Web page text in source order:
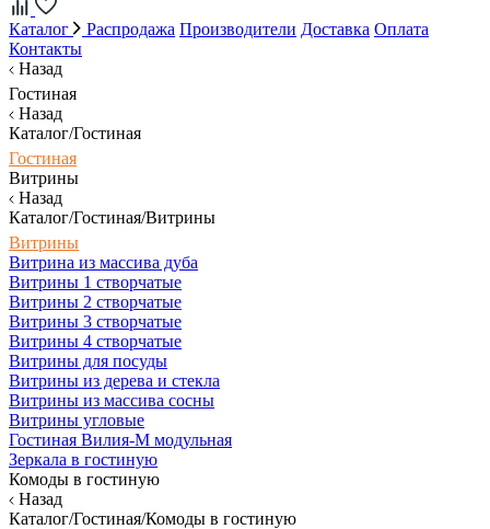
Каталог Распродажа Производители Доставка Оплата
Контакты
Назад
Гостиная
Назад
Каталог/Гостиная
Гостиная
Витрины
Назад
Каталог/Гостиная/Витрины
Витрины
Витрина из массива дуба
Витрины 1 створчатые
Витрины 2 створчатые
Витрины 3 створчатые
Витрины 4 створчатые
Витрины для посуды
Витрины из дерева и стекла
Витрины из массива сосны
Витрины угловые
Гостиная Вилия-М модульная
Зеркала в гостиную
Комоды в гостиную
Назад
Каталог/Гостиная/Комоды в гостиную